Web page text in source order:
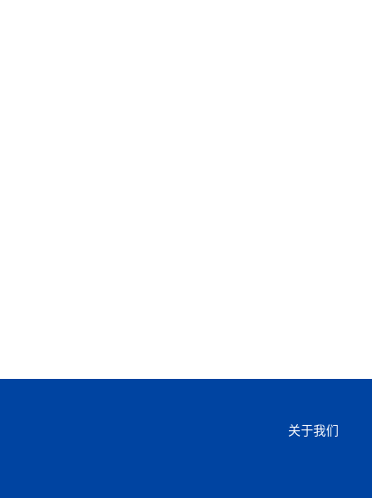
关于我们